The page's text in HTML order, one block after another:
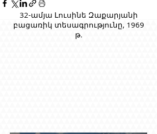
32-ամյա Լուսինե Զաքարյանի
բացառիկ տեսագրությունը, 1969
թ.